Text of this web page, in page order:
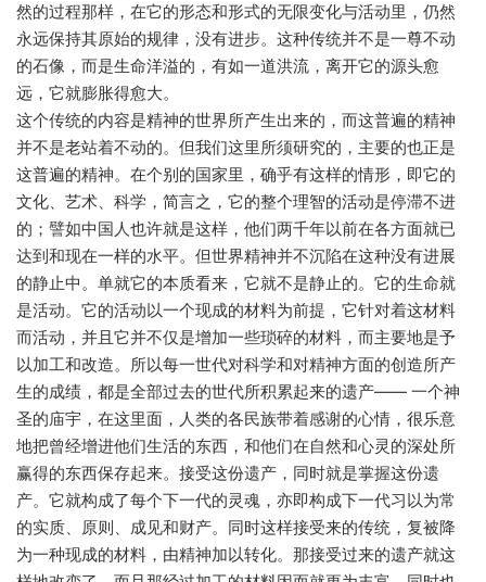
然的过程那样，在它的形态和形式的无限变化与活动里，仍然
永远保持其原始的规律，没有进步。这种传统并不是一尊不动
的石像，而是生命洋溢的，有如一道洪流，离开它的源头愈
远，它就膨胀得愈大。
这个传统的内容是精神的世界所产生出来的，而这普遍的精神
并不是老站着不动的。但我们这里所须研究的，主要的也正是
这普遍的精神。在个别的国家里，确乎有这样的情形，即它的
文化、艺术、科学，简言之，它的整个理智的活动是停滞不进
的；譬如中国人也许就是这样，他们两千年以前在各方面就已
达到和现在一样的水平。但世界精神并不沉陷在这种没有进展
的静止中。单就它的本质看来，它就不是静止的。它的生命就
是活动。它的活动以一个现成的材料为前提，它针对着这材料
而活动，并且它并不仅是增加一些琐碎的材料，而主要地是予
以加工和改造。所以每一世代对科学和对精神方面的创造所产
生的成绩，都是全部过去的世代所积累起来的遗产—— 一个神
圣的庙宇，在这里面，人类的各民族带着感谢的心情，很乐意
地把曾经增进他们生活的东西，和他们在自然和心灵的深处所
赢得的东西保存起来。接受这份遗产，同时就是掌握这份遗
产。它就构成了每个下一代的灵魂，亦即构成下一代习以为常
的实质、原则、成见和财产。同时这样接受来的传统，复被降
为一种现成的材料，由精神加以转化。那接受过来的遗产就这